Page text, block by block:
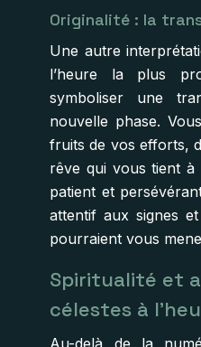
Originalité : la
Une autre
l’heure la plus
symboliser une
nouvelle phase.
fruits de vos efforts,
rêve qui vous tient
patient et
attentif aux signes
pourraient vous
Spiritualité et
célestes à
Au-delà de la